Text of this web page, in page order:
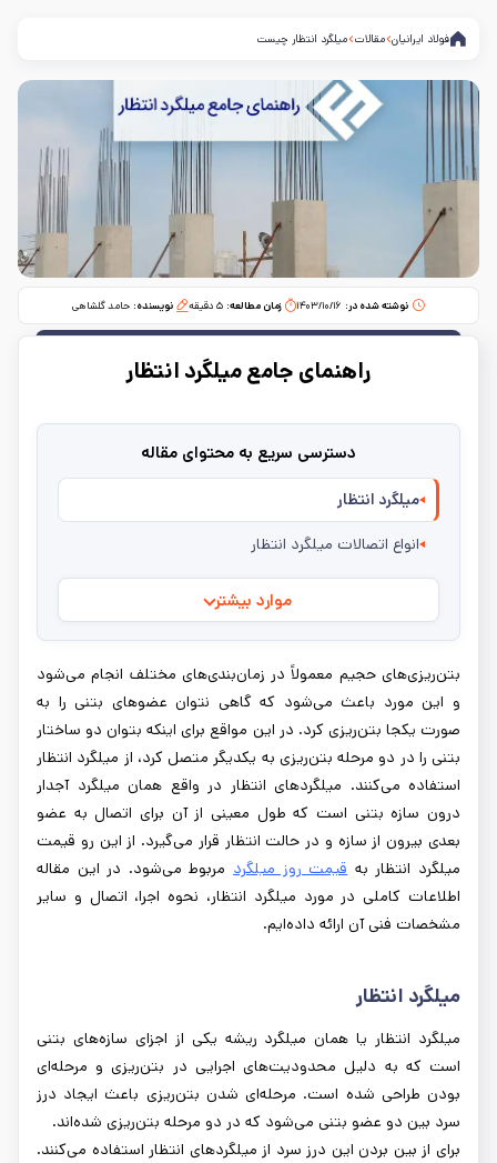
فولاد ایرانیان مقالات میلگرد انتظار چیست
نوشته شده در: ۱۴۰۳/۱۰/۱۶ زمان مطالعه:‌ ۵ دقیقه نویسنده: حامد گلشاهی
راهنمای جامع میلگرد انتظار
دسترسی سریع به محتوای مقاله
میلگرد انتظار
انواع اتصالات میلگرد انتظار
موارد بیشتر
بتن‌ریزی‌های حجیم معمولاً در زمان‌بندی‌های مختلف انجام می‌شود
و این مورد باعث می‌شود که گاهی نتوان عضوهای بتنی را به
صورت یکجا بتن‌ریزی کرد. در این مواقع برای اینکه بتوان دو ساختار
بتنی را در دو مرحله بتن‌ریزی به یکدیگر متصل کرد، از میلگرد انتظار
استفاده می‌کنند. میلگردهای انتظار در واقع همان میلگرد آجدار
درون سازه بتنی است که طول معینی از آن برای اتصال به عضو
بعدی بیرون از سازه و در حالت انتظار قرار می‌گیرد. از این رو قیمت
میلگرد انتظار بهقیمت روز میلگرد مربوط می‌شود. در این مقاله
اطلاعات کاملی در مورد میلگرد انتظار، نحوه اجرا، اتصال و سایر
مشخصات فنی آن ارائه داده‌ایم.
میلگرد انتظار
میلگرد انتظار یا همان میلگرد ریشه یکی از اجزای سازه‌های بتنی
است که به دلیل محدودیت‌های اجرایی در بتن‌ریزی و مرحله‌ای
بودن طراحی شده است. مرحله‌ای شدن بتن‌ریزی باعث ایجاد درز
سرد بین دو عضو بتنی می‌شود که در دو مرحله بتن‌ریزی شده‌اند.
برای از بین بردن این درز سرد از میلگردهای انتظار استفاده می‌کنند.